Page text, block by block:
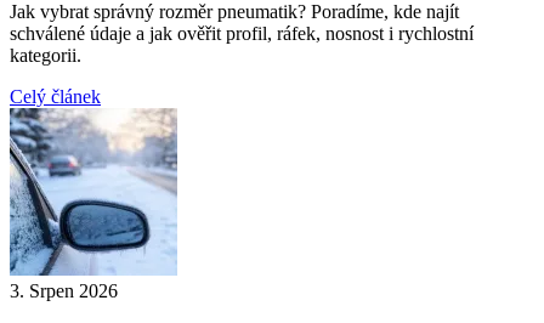
Jak vybrat správný rozměr pneumatik? Poradíme, kde najít
schválené údaje a jak ověřit profil, ráfek, nosnost i rychlostní
kategorii.
Celý článek
3. Srpen 2026